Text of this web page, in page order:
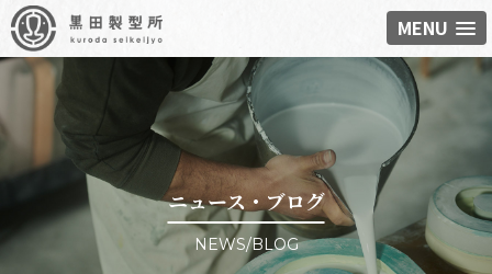
MENU
ニュース・ブログ
NEWS/BLOG